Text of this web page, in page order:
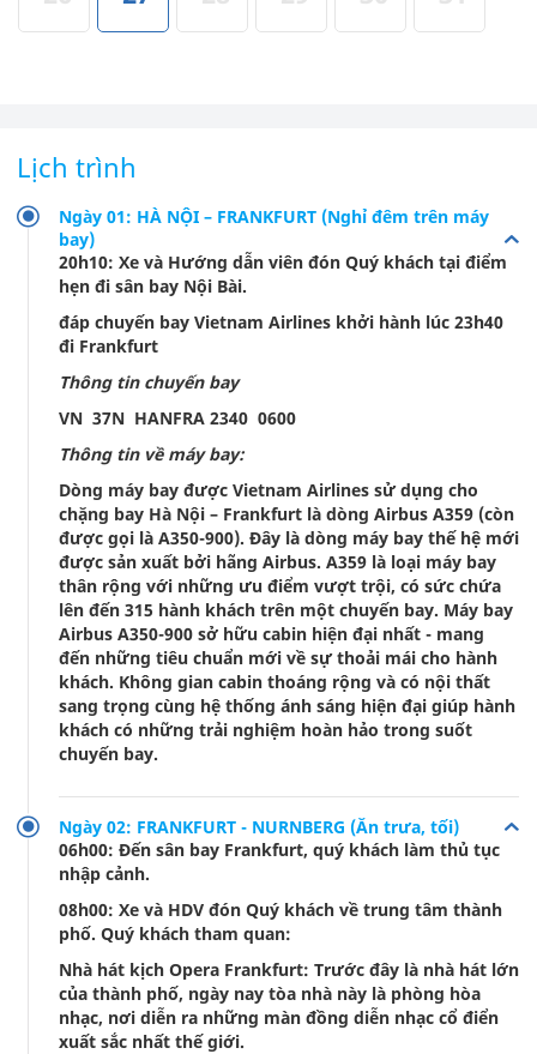
Lịch trình
Ngày 01: HÀ NỘI – FRANKFURT (Nghỉ đêm trên máy
bay)
20h10: Xe và Hướng dẫn viên đón Quý khách tại điểm
hẹn đi sân bay Nội Bài.
đáp chuyến bay Vietnam Airlines khởi hành lúc 23h40
đi Frankfurt
Thông tin chuyến bay
VN 37N HANFRA 2340 0600
Thông tin về máy bay:
Dòng máy bay được Vietnam Airlines sử dụng cho
chặng bay Hà Nội – Frankfurt là dòng Airbus A359 (còn
được gọi là A350-900). Đây là dòng máy bay thế hệ mới
được sản xuất bởi hãng Airbus. A359 là loại máy bay
thân rộng với những ưu điểm vượt trội, có sức chứa
lên đến 315 hành khách trên một chuyến bay. Máy bay
Airbus A350-900 sở hữu cabin hiện đại nhất - mang
đến những tiêu chuẩn mới về sự thoải mái cho hành
khách. Không gian cabin thoáng rộng và có nội thất
sang trọng cùng hệ thống ánh sáng hiện đại giúp hành
khách có những trải nghiệm hoàn hảo trong suốt
chuyến bay.
Ngày 02: FRANKFURT - NURNBERG (Ăn trưa, tối)
06h00: Đến sân bay Frankfurt, quý khách làm thủ tục
nhập cảnh.
08h00: Xe và HDV đón Quý khách về trung tâm thành
phố. Quý khách tham quan:
Nhà hát kịch Opera Frankfurt: Trước đây là nhà hát lớn
của thành phố, ngày nay tòa nhà này là phòng hòa
nhạc, nơi diễn ra những màn đồng diễn nhạc cổ điển
xuất sắc nhất thế giới.